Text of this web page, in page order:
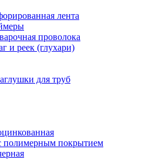
лента
проволока
и реек (глухари)
для труб
полимерным покрытием